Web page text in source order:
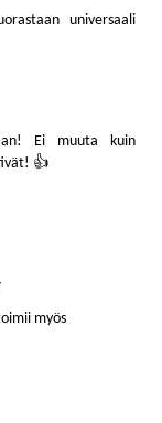
universaali
Ei muuta kuin
👍
myös